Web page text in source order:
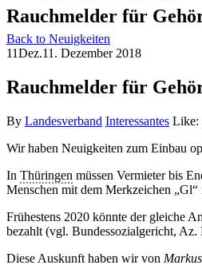
Rauchmelder für
Back to Neuigkeiten
11Dez.11. Dezember 2018
Rauchmelder für
By Landesverband Interessantes Like:
Wir haben Neuigkeiten zum Einbau
In Thüringen müssen Vermieter bis
Menschen mit dem Merkzeichen
Frühestens 2020 könnte der gleiche
bezahlt (vgl. Bundessozialgericht,
Diese Auskunft haben wir von